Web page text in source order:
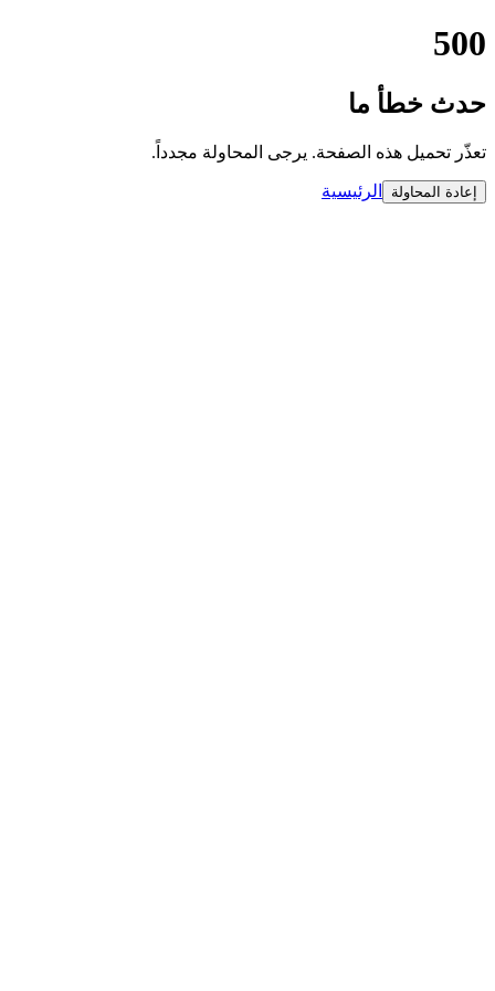
500
حدث خطأ ما
تعذّر تحميل هذه الصفحة. يرجى المحاولة مجدداً.
إعادة المحاولة الرئيسية